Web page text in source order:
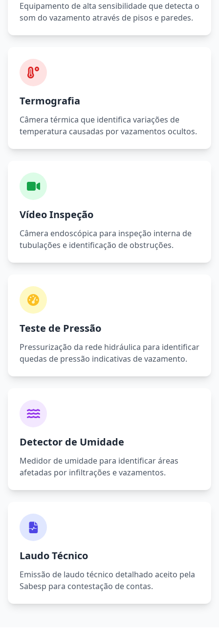
Equipamento de alta sensibilidade que detecta o
som do vazamento através de pisos e paredes.
Termografia
Câmera térmica que identifica variações de
temperatura causadas por vazamentos ocultos.
Vídeo Inspeção
Câmera endoscópica para inspeção interna de
tubulações e identificação de obstruções.
Teste de Pressão
Pressurização da rede hidráulica para identificar
quedas de pressão indicativas de vazamento.
Detector de Umidade
Medidor de umidade para identificar áreas
afetadas por infiltrações e vazamentos.
Laudo Técnico
Emissão de laudo técnico detalhado aceito pela
Sabesp para contestação de contas.